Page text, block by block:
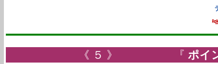
《 ５ 》 『ポイ